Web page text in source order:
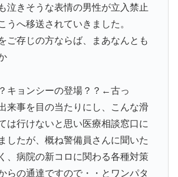
泣きそうな表情の男性が立入禁止
うへ移送されていきました。
ご存じの方ならば、まあなんとも
キョンシーの登場？？←古っ
来事を目の当たりにし、こんな滑
は行けないと思い医療相談窓口に
したが、概ね警備員さんに聞いた
、病院の新コロに関わる各種対策
らの通達ですので・・とワンパタ